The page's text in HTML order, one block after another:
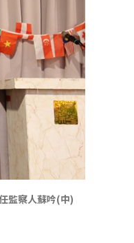
監察人蘇吟(中)